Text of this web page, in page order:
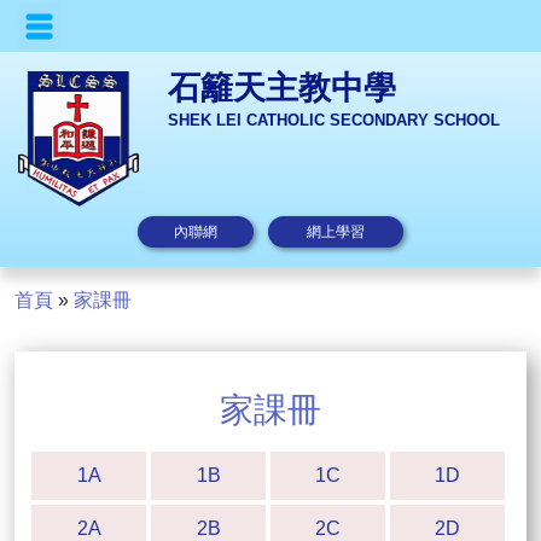
石籬天主教中學
SHEK LEI CATHOLIC SECONDARY SCHOOL
內聯網 網上學習
首頁 » 家課冊
家課冊
1A 1B 1C 1D
2A 2B 2C 2D